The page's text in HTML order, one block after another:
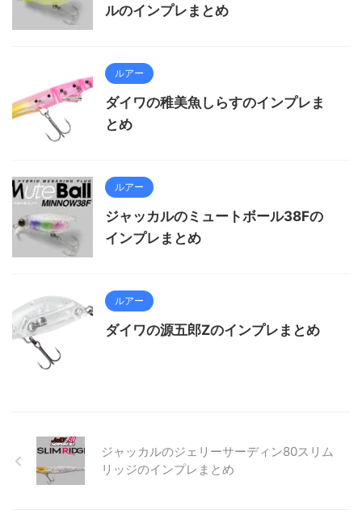
ルのインプレまとめ
ルアー
ダイワの稚美魚しらすのインプレま
とめ
ルアー
ジャッカルのミュートボール38Fの
インプレまとめ
ルアー
ダイワの源五郎Zのインプレまとめ
ジャッカルのジェリーサーディン80スリム
リッジのインプレまとめ